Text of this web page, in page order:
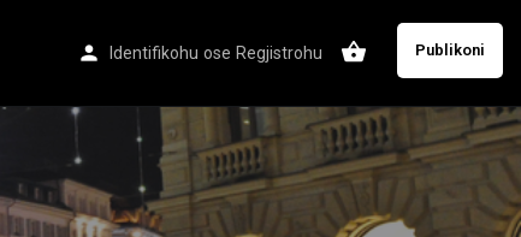
Identifikohu ose Regjistrohu Publikoni